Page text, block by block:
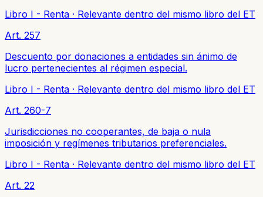
Libro I - Renta · Relevante dentro del mismo libro del ET
Art. 257
Descuento por donaciones a entidades sin ánimo de
lucro pertenecientes al régimen especial.
Libro I - Renta · Relevante dentro del mismo libro del ET
Art. 260-7
Jurisdicciones no cooperantes, de baja o nula
imposición y regímenes tributarios preferenciales.
Libro I - Renta · Relevante dentro del mismo libro del ET
Art. 22